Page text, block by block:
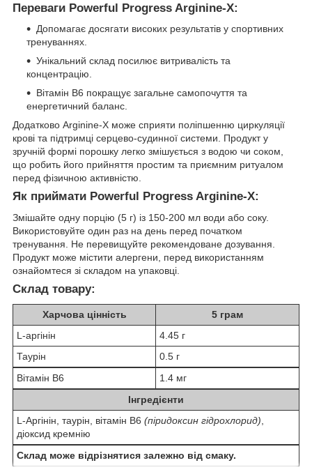
Переваги Powerful Progress Arginine-X:
Допомагає досягати високих результатів у спортивних
тренуваннях.
Унікальний склад посилює витривалість та
концентрацію.
Вітамін B6 покращує загальне самопочуття та
енергетичний баланс.
Додатково Arginine-X може сприяти поліпшенню циркуляції
крові та підтримці серцево-судинної системи. Продукт у
зручній формі порошку легко змішується з водою чи соком,
що робить його прийняття простим та приємним ритуалом
перед фізичною активністю.
Як приймати Powerful Progress Arginine-X:
Змішайте одну порцію (5 г) із 150-200 мл води або соку.
Використовуйте один раз на день перед початком
тренування. Не перевищуйте рекомендоване дозування.
Продукт може містити алергени, перед використанням
ознайомтеся зі складом на упаковці.
Склад товару:
Харчова цінність
5 грам
L-аргінін
4.45 г
Таурін
0.5 г
Вітамін В6
1.4 мг
Інгредієнти
L-Аргінін, таурін, вітамін B6 (піридоксин гідрохлорид)
діоксид кремнію
Склад може відрізнятися залежно від смаку.